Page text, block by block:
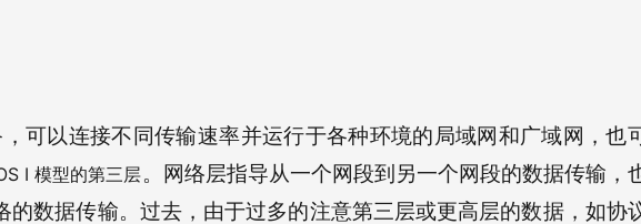
可以连接不同传输速率并运行于各种环境的局域网和广域网，也
I 模型的第三层。网络层指导从一个网段到另一个网段的数据传输，
的数据传输。过去，由于过多的注意第三层或更高层的数据，如协